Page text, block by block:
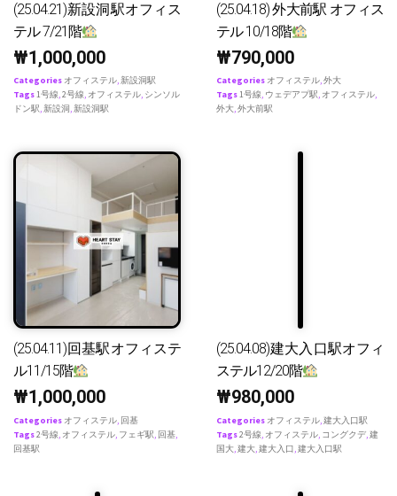
(25.04.21)新設洞駅オフィス
テル 7/21階
₩1,000,000
Categories オフィステル,新設洞駅
Tags1号線,2号線, オフィステル, シンソル
ドン駅,新設洞 ,新設洞駅
(25.04.18) 外大前駅 オフィス
テル 10/18階
₩790,000
Categories オフィステル,外大
Tags1号線, ウェデアプ駅, オフィステル,
外大,外大前駅
(25.04.11)回基駅オフィステ
ル11/15階
₩1,000,000
Categories オフィステル, 回基
Tags2号線, オフィステル, フェギ駅, 回基,
回基駅
(25.04.08)建大入口駅オフィ
ステル12/20階
₩980,000
Categories オフィステル,建大入口駅
Tags2号線, オフィステル, コングクデ,建
国大,建大,建大入口,建大入口駅